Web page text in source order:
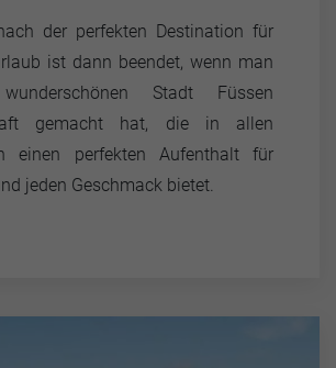
der perfekten Destination für
ist dann beendet, wenn man
Stadt Füssen
gemacht hat, die in allen
einen perfekten Aufenthalt für
jeden Geschmack bietet.